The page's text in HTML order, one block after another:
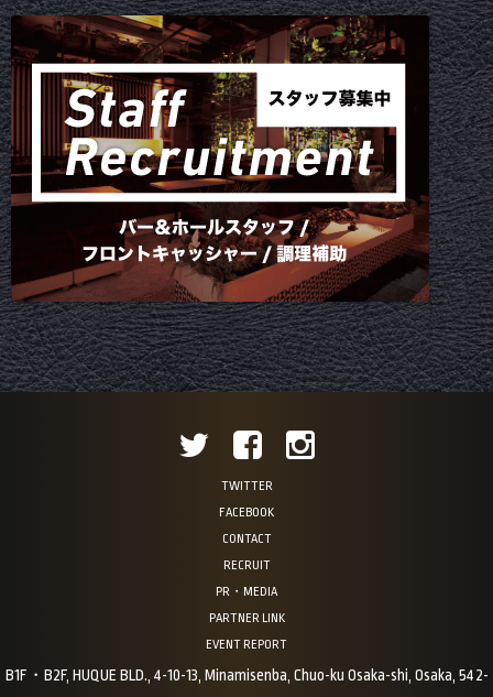
TWITTER
FACEBOOK
CONTACT
RECRUIT
PR・MEDIA
PARTNER LINK
EVENT REPORT
B1F・B2F, HUQUE BLD., 4-10-13, Minamisenba, Chuo-ku Osaka-shi, Osaka, 542-